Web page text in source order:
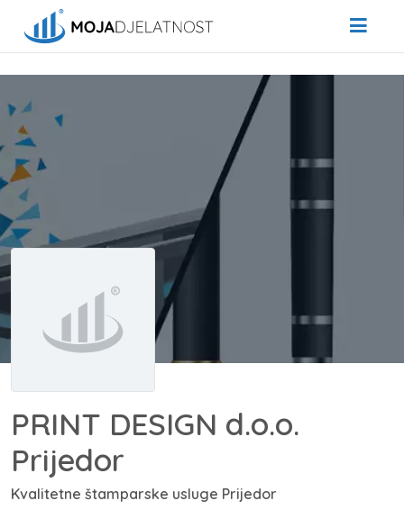
PRINT DESIGN d.o.o.
Prijedor
Kvalitetne štamparske usluge Prijedor